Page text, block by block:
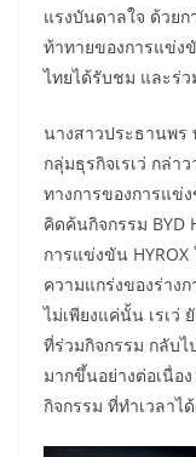
แรงบันดาลใจ ด้วย
ท้าทายของการแข่ง
ไทยได้รับชม และร่
นางสาวประธานพร
กลุ่มธุรกิจเรเว่ กล่า
ทางการของการแข่ง
คิดค้นกิจกรรม BYD
การแข่งขัน
ความแกร่งของร่าง
ไม่เพียงแค่นั้น เรเว่
ที่ร่วมกิจกรรม กลับไ
มากขึ้นอย่างต่อเนื่อ
กิจกรรม ที่ทำเวลา